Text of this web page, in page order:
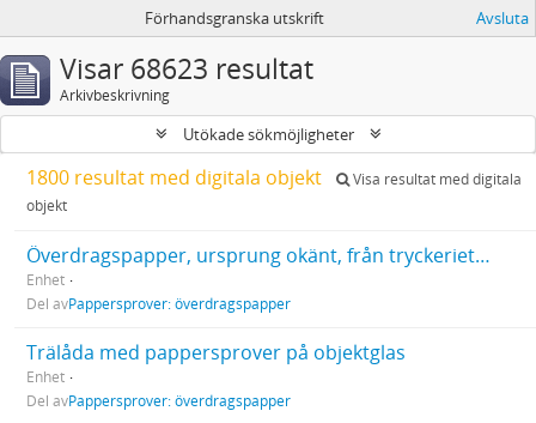
Förhandsgranska utskrift Avsluta
Visar 68623 resultat
Arkivbeskrivning
Utökade sökmöjligheter
1800 resultat med digitala objekt
Visa resultat med digitala
objekt
Överdragspapper, ursprung okänt, från tryckeriets gamla lager 2007
Enhet
Del avPappersprover: överdragspapper
Trälåda med pappersprover på objektglas
Enhet
Del avPappersprover: överdragspapper